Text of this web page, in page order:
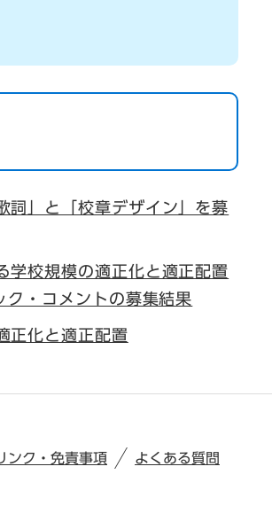
詞」と「校章デザイン」を募
学校規模の適正化と適正配置
・コメントの募集結果
正化と適正配置
ンク・免責事項 よくある質問